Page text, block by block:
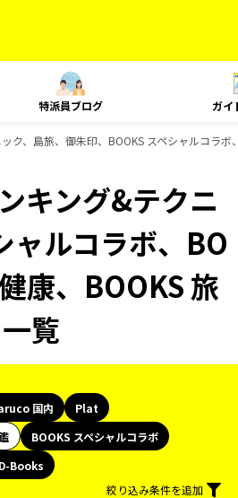
特派員ブログ ガイ
、島旅、御朱印、BOOKS スペシャルコラ
キング&テクニ
ャルコラボ、BO
康、BOOKS 旅
覧
国内
Plat
BOOKS スペシャルコラボ
D-Books
絞り込み条件を追加